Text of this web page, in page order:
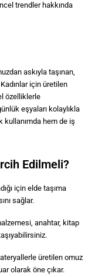
trendler hakkında
askıyla taşınan,
için üretilen
özelliklerle
eşyaları kolaylıkla
kullanımda hem de iş
Edilmeli?
için elde taşıma
sağlar.
anahtar, kitap
üretilen omuz
olarak öne çıkar.